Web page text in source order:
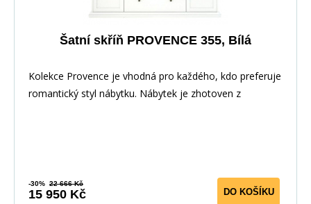
Šatní skříň PROVENCE 355, Bílá
Kolekce Provence je vhodná pro každého, kdo preferuje
romantický styl nábytku. Nábytek je zhotoven z
-30% 22 666 Kč
15 950 Kč DO KOŠÍKU